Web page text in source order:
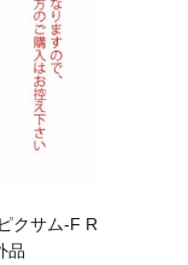
クサム-F R
品